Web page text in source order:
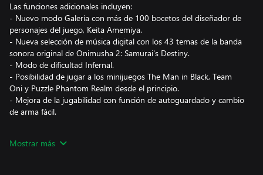
Las funciones adicionales incluyen:
- Nuevo modo Galería con más de 100 bocetos del diseñador de
personajes del juego, Keita Amemiya.
- Nueva selección de música digital con los 43 temas de la banda
sonora original de Onimusha 2: Samurai's Destiny.
- Modo de dificultad Infernal.
- Posibilidad de jugar a los minijuegos The Man in Black, Team
Oni y Puzzle Phantom Realm desde el principio.
- Mejora de la jugabilidad con función de autoguardado y cambio
de arma fácil.
podrás conseguir un atuendo especial. Para cambiar el atuendo
Mostrar más